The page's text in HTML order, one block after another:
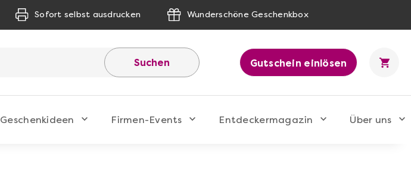
Sofort selbst ausdrucken Wunderschöne Geschenkbox
Suchen Gutschein einlösen
Geschenkideen Firmen-Events Entdeckermagazin Über uns